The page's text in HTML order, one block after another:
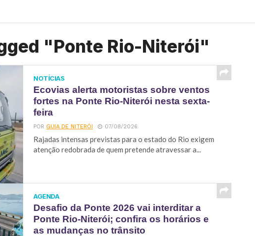
"Ponte Rio-Niterói"
NOTÍCIAS
Ecovias alerta motoristas sobre ventos
fortes na Ponte Rio-Niterói nesta sexta-
feira
PORGUIA DE NITERÓI 07/08/2026
Rajadas intensas previstas para o estado do Rio exigem
atenção redobrada de quem pretende atravessar a...
AGENDA
Desafio da Ponte 2026 vai interditar a
Ponte Rio-Niterói; confira os horários e
as mudanças no trânsito